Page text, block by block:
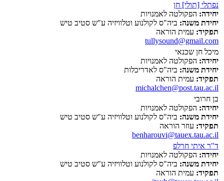
נפתלי [תולי] חן
יחידה: הפקולטה לאמנויות
יחידת משנה: ביה"ס לקולנוע וטלוויזיה ע"ש סטיב טיש
תפקיד: עמית הוראה
tullysound@gmail.com
מיכל חן שכנאי
יחידה: הפקולטה לאמנויות
יחידת משנה: ביה"ס לאדריכלות
תפקיד: עמית הוראה
michalchen@post.tau.ac.il
בן חרובי
יחידה: הפקולטה לאמנויות
יחידת משנה: ביה"ס לקולנוע וטלוויזיה ע"ש סטיב טיש
תפקיד: עוזר הוראה
benharouvi@tauex.tau.ac.il
ד"ר איתי חרלפ
יחידה: הפקולטה לאמנויות
יחידת משנה: ביה"ס לקולנוע וטלוויזיה ע"ש סטיב טיש
תפקיד: עמית הוראה